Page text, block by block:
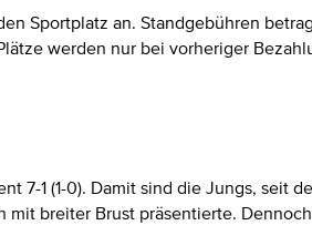
Sportplatz an. Standgebühren
werden nur bei vorheriger
1 (1-0). Damit sind die Jungs, seit
breiter Brust präsentierte.